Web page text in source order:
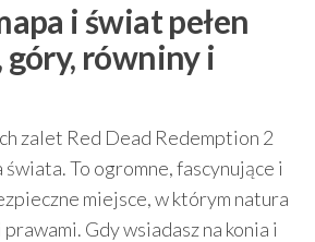
i świat pełen
góry, równiny i
zalet Red Dead Redemption 2
świata. To ogromne, fascynujące i
miejsce, w którym natura
Gdy wsiadasz na konia i